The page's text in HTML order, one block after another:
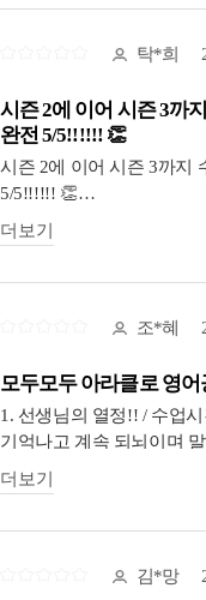
탁*희
시즌 2에 이어 시즌 3까
완전 5/5!!!!!! 👏
시즌 2에 이어 시즌 3까지
5/5!!!!!! 👏
정말 아란쌤의 말 처럼 영
영어를 배운다는 느낌이
고급스러운 아란쌤 발음
수업시간 이후에 올라오는
복습까지 하고나면, 마치
제스처까지 따라 하고 있
들어가지 않고 홈페이지에
1:1문답을 통해서 수업에
해주세요................................
더보기
조*혜
모두모두 아라클로 영
1. 선생님의 열정!! / 수업
기억나고 계속 되뇌이며
water but you can't make it
생생합니다!!! 강추강추!!
인증하면 확인과 조언도
더보기
김*망